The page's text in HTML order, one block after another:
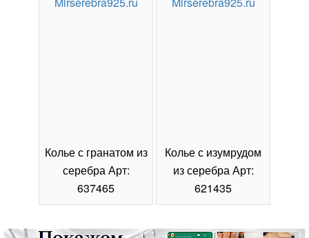
Колье с гранатом из
серебра Арт:
637465
Колье с изумрудом
из серебра Арт:
621435